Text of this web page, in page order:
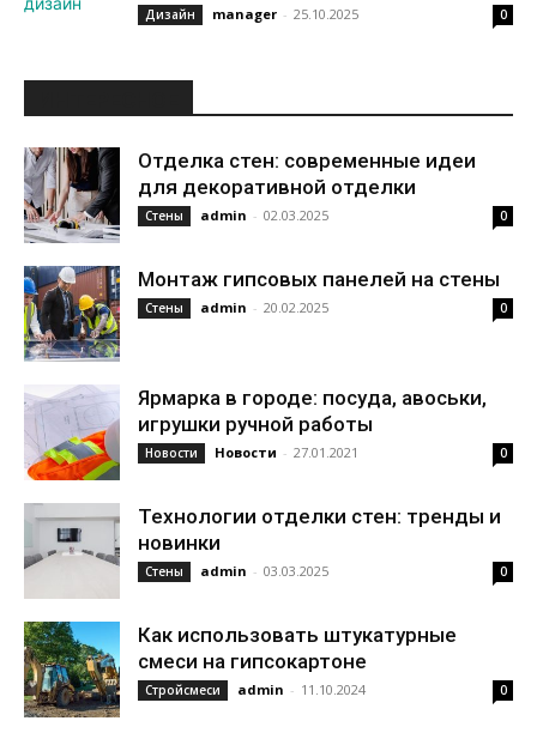
Дизайн manager - 25.10.2025 0
Отделка стен: современные идеи
для декоративной отделки
Стены admin - 02.03.2025 0
Монтаж гипсовых панелей на стены
Стены admin - 20.02.2025 0
Ярмарка в городе: посуда, авоськи,
игрушки ручной работы
Новости Новости - 27.01.2021 0
Технологии отделки стен: тренды и
новинки
Стены admin - 03.03.2025 0
Как использовать штукатурные
смеси на гипсокартоне
Стройсмеси admin - 11.10.2024 0